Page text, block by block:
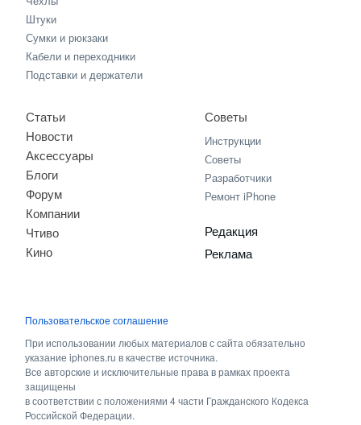
Штуки
Сумки и рюкзаки
Кабели и переходники
Подставки и держатели
Статьи
Новости
Аксессуары
Блоги
Форум
Компании
Чтиво
Кино
Советы
Инструкции
Советы
Разработчики
Ремонт iPhone
Редакция
Реклама
Пользовательское соглашение
При использовании любых материалов с сайта обязательно
указание iphones.ru в качестве источника.
Все авторские и исключительные права в рамках проекта
защищены
в соответствии с положениями 4 части Гражданского Кодекса
Российской Федерации.